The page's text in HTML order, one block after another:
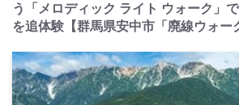
う「メロディック ライト ウォーク」
を追体験【群馬県安中市「廃線ウォー